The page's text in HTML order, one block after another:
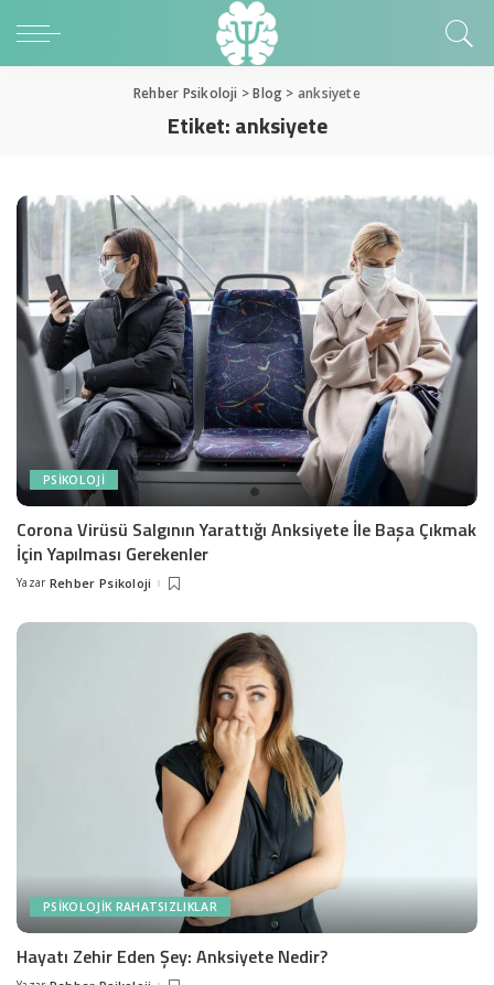
Rehber Psikoloji >Blog > anksiyete
Etiket:anksiyete
PSIKOLOJI
Corona Virüsü Salgının Yarattığı Anksiyete İle Başa Çıkmak
İçin Yapılması Gerekenler
Posted
Yazar Rehber Psikoloji
PSIKOLOJIK RAHATSIZLIKLAR
Hayatı Zehir Eden Şey: Anksiyete Nedir?